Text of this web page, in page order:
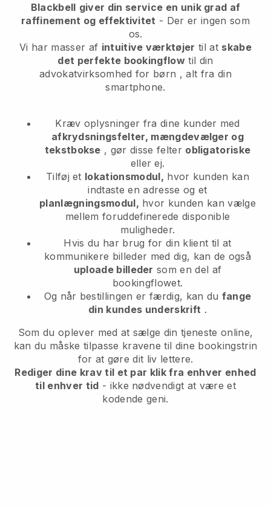
Blackbell giver din service en unik grad af
raffinement og effektivitet - Der er ingen som
os.
Vi har masser af intuitive værktøjer til at skabe
det perfekte bookingflow til din
advokatvirksomhed for børn , alt fra din
smartphone.
Kræv oplysninger fra dine kunder med
afkrydsningsfelter, mængdevælger og
tekstbokse , gør disse felter obligatoriske
eller ej.
Tilføj et lokationsmodul, hvor kunden kan
indtaste en adresse og et
planlægningsmodul, hvor kunden kan vælge
mellem foruddefinerede disponible
muligheder.
Hvis du har brug for din klient til at
kommunikere billeder med dig, kan de også
uploade billeder som en del af
bookingflowet.
Og når bestillingen er færdig, kan du fange
din kundes underskrift .
Som du oplever med at sælge din tjeneste online,
kan du måske tilpasse kravene til dine bookingstrin
for at gøre dit liv lettere.
Rediger dine krav til et par klik fra enhver enhed
til enhver tid - ikke nødvendigt at være et
kodende geni.